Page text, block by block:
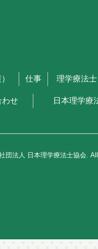
仕事 理学療法士
わせ 日本理学療
団法人 日本理学療法士協会.